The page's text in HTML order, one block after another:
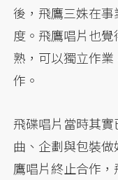
後，飛鷹三姝在
度。飛鷹唱片也
熟，可以獨立作
作。
飛碟唱片當時其
曲、企劃與包裝
鷹唱片終止合作